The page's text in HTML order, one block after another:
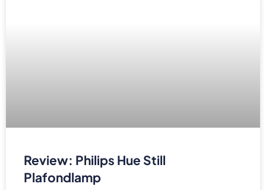
Review: Philips Hue Still
Plafondlamp